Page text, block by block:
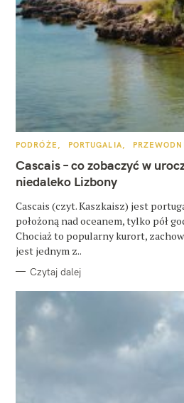
K
T
E
G
O
I
E
PODRÓŻE PORTUGALIA
Cascais – co zobaczyć w
niedaleko Lizbony
Cascais (czyt. Kaszkaisz) jest
położoną nad oceanem, tylko pół
Chociaż to popularny kurort,
jest jednym z..
Czytaj dalej
s
: